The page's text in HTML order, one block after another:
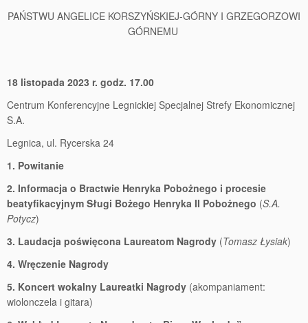
PAŃSTWU ANGELICE KORSZYŃSKIEJ-GÓRNY I GRZEGORZOWI
GÓRNEMU
18 listopada 2023 r. godz. 17.00
Centrum Konferencyjne Legnickiej Specjalnej Strefy Ekonomicznej
S.A.
Legnica, ul. Rycerska 24
1. Powitanie
2. Informacja o Bractwie Henryka Pobożnego i procesie
beatyfikacyjnym Sługi Bożego Henryka II Pobożnego (S.A.
Potycz)
3. Laudacja poświęcona Laureatom Nagrody (Tomasz Łysiak)
4. Wręczenie Nagrody
5. Koncert wokalny Laureatki Nagrody (akompaniament:
wiolonczela i gitara)